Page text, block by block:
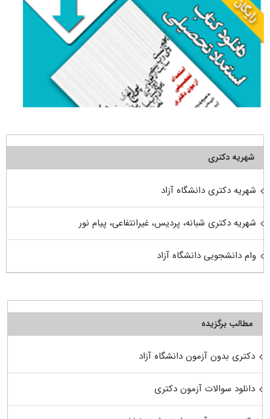
شهریه دکتری
شهریه دکتری دانشگاه آزاد
شهریه دکتری شبانه، پردیس، غیرانتفاعی، پیام نور
وام دانشجویی دانشگاه آزاد
مطالب برگزیده
دکتری بدون آزمون دانشگاه آزاد
دانلود سوالات آزمون دکتری